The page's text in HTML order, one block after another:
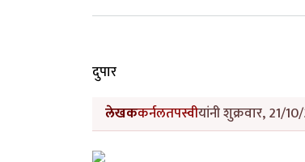
दुपार
लेखककर्नलतपस्वीयांनी शुक्रवार, 21/